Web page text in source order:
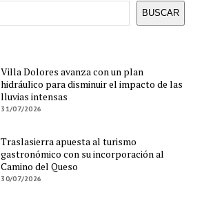
BUSCAR
Villa Dolores avanza con un plan
hidráulico para disminuir el impacto de las
lluvias intensas
31/07/2026
Traslasierra apuesta al turismo
gastronómico con su incorporación al
Camino del Queso
30/07/2026